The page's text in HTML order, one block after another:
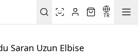
TR
Saran Uzun Elbise